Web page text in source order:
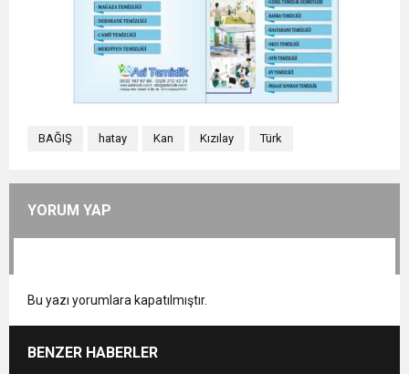
BAĞIŞ hatay Kan Kızılay Türk
YORUM YAP
Bu yazı yorumlara kapatılmıştır.
BENZER HABERLER